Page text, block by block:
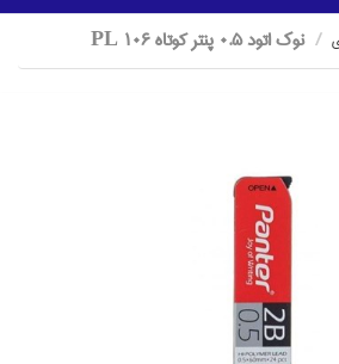
نوك اتود 0.5 پنتر كوتاه PL 106